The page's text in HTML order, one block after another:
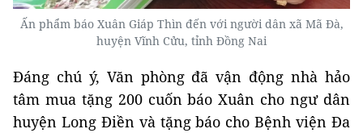
Ấn phẩm báo Xuân Giáp Thìn đến với người dân xã Mã Đà,
huyện Vĩnh Cửu, tỉnh Đồng Nai
Đáng chú ý, Văn phòng đã vận động nhà hảo
tâm mua tặng 200 cuốn báo Xuân cho ngư dân
huyện Long Điền và tặng báo cho Bệnh viện Đa